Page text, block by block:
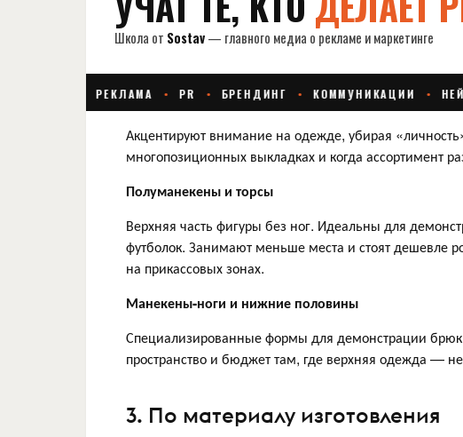
Акцентируют внимание на одежде, убирая
многопозиционных выкладках и когда ассортимент
Полуманекены и торсы
Верхняя часть фигуры без ног. Идеальны для
футболок. Занимают меньше места и стоят дешевле
на прикассовых зонах.
Манекены-ноги и нижние половины
Специализированные формы для демонстрации
пространство и бюджет там, где верхняя одежда —
3. По материалу изготовления